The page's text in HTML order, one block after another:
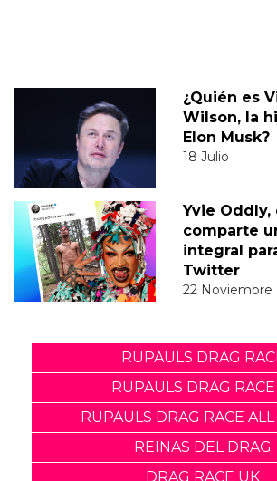
¿Quién es
Wilson, la
Elon Musk?
18 Julio
Yvie Oddly,
comparte
integral
Twitter
22 Noviembre
RUPAULS DRAG
RUPAULS DRAG RACE
RUPAULS DRAG RACE ALL
REINAS DEL DRAG
DRAG RACE UK